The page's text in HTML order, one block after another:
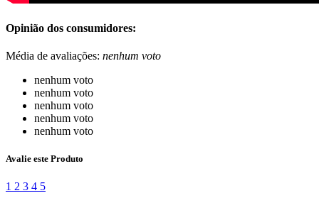
Opinião dos consumidores:
Média de avaliações: nenhum voto
nenhum voto
nenhum voto
nenhum voto
nenhum voto
nenhum voto
Avalie este Produto
1 2 3 4 5